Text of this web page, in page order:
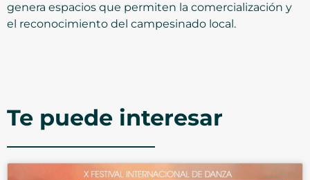
genera espacios que permiten la comercialización y
el reconocimiento del campesinado local.
Te puede interesar